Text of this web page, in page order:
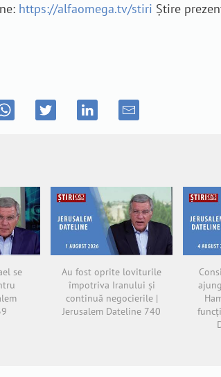
https://alfaomega.tv/stiri Știre
se
Au fost oprite loviturile
împotriva Iranului și
continuă negocierile |
Jerusalem Dateline 740